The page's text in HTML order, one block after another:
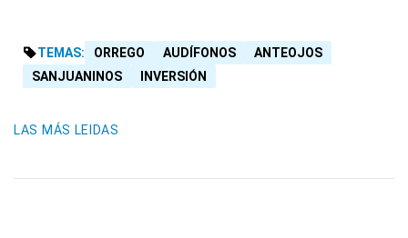
TEMAS: ORREGO AUDÍFONOS
ANTEOJOS
SANJUANINOS
INVERSIÓN
LAS MÁS LEIDAS